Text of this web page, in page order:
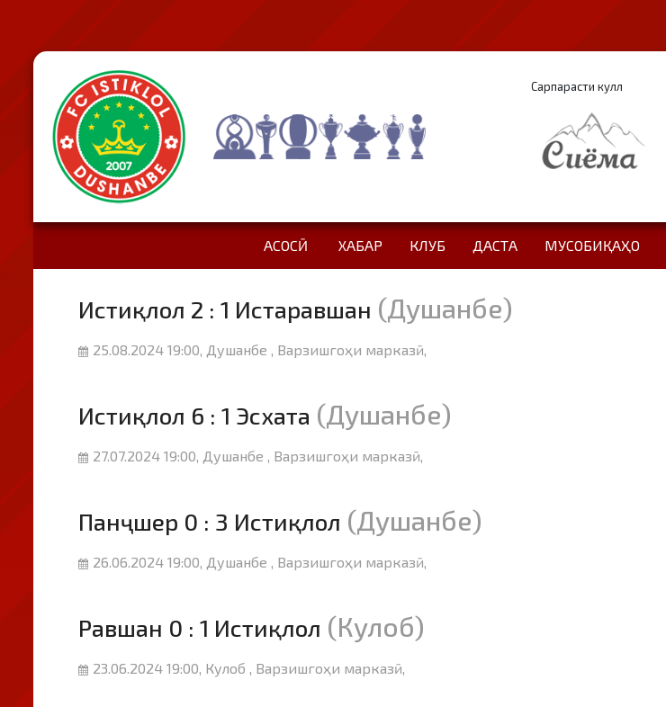
Сарпарасти кулл
АСОСӢ ХАБАР КЛУБ ДАСТА МУСОБИҚАҲО
Истиқлол 2 : 1 Истаравшан (Душанбе)
25.08.2024 19:00, Душанбе , Варзишгоҳи марказӣ,
Истиқлол 6 : 1 Эсхата (Душанбе)
27.07.2024 19:00, Душанбе , Варзишгоҳи марказӣ,
Панҷшер 0 : 3 Истиқлол (Душанбе)
26.06.2024 19:00, Душанбе , Варзишгоҳи марказӣ,
Равшан 0 : 1 Истиқлол (Кулоб)
23.06.2024 19:00, Кулоб , Варзишгоҳи марказӣ,